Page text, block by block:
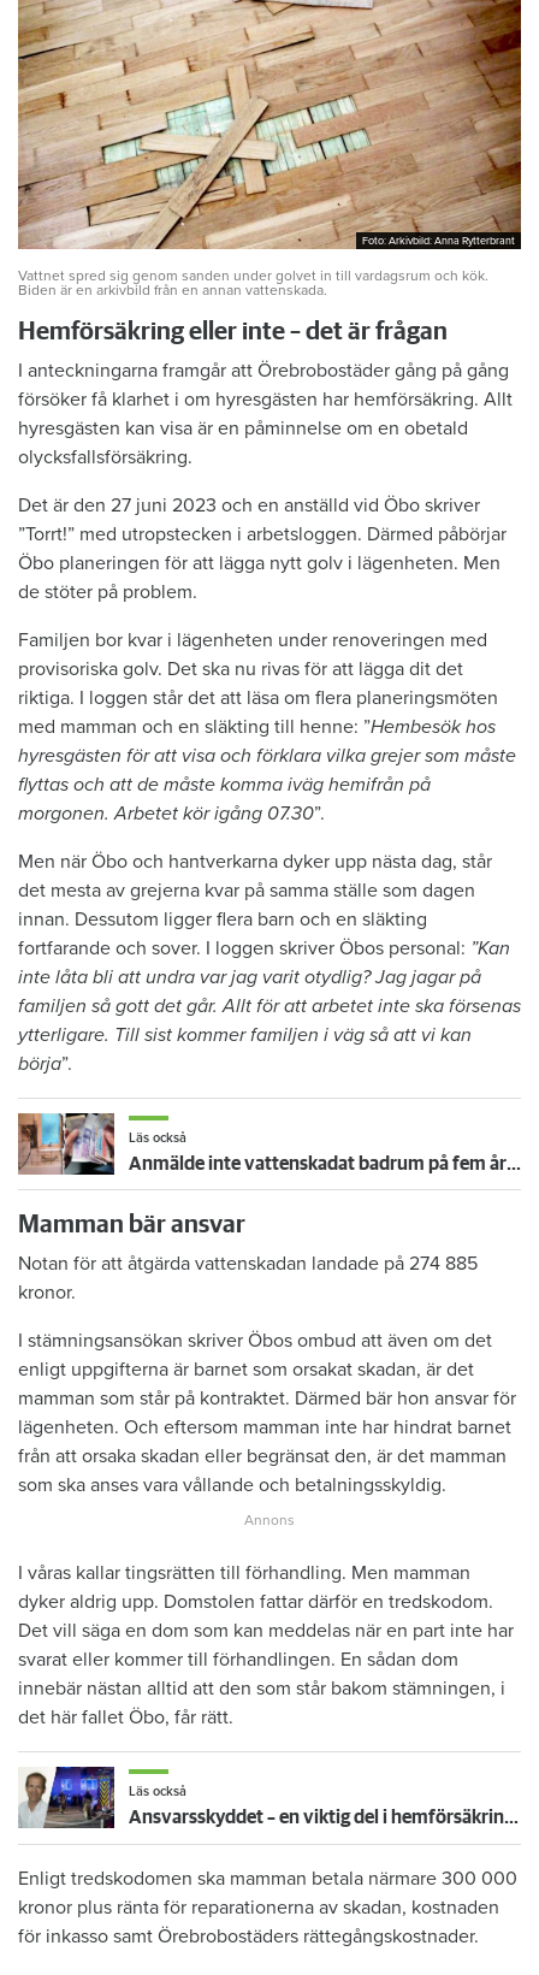
Foto: Arkivbild: Anna Rytterbrant
Foto: Arkivbild: Anna Rytterbrant
Vattnet spred sig genom sanden under golvet in till vardagsrum och kök.
Biden är en arkivbild från en annan vattenskada.
Hemförsäkring eller inte – det är frågan
I anteckningarna framgår att Örebrobostäder gång på gång
försöker få klarhet i om hyresgästen har hemförsäkring. Allt
hyresgästen kan visa är en påminnelse om en obetald
olycksfallsförsäkring.
Det är den 27 juni 2023 och en anställd vid Öbo skriver
”Torrt!” med utropstecken i arbetsloggen. Därmed påbörjar
Öbo planeringen för att lägga nytt golv i lägenheten. Men
de stöter på problem.
Familjen bor kvar i lägenheten under renoveringen med
provisoriska golv. Det ska nu rivas för att lägga dit det
riktiga. I loggen står det att läsa om flera planeringsmöten
med mamman och en släkting till henne: ”Hembesök hos
hyresgästen för att visa och förklara vilka grejer som måste
flyttas och att de måste komma iväg hemifrån på
morgonen. Arbetet kör igång 07.30”.
Men när Öbo och hantverkarna dyker upp nästa dag, står
det mesta av grejerna kvar på samma ställe som dagen
innan. Dessutom ligger flera barn och en släkting
fortfarande och sover. I loggen skriver Öbos personal: ”Kan
inte låta bli att undra var jag varit otydlig? Jag jagar på
familjen så gott det går. Allt för att arbetet inte ska försenas
ytterligare. Till sist kommer familjen i väg så att vi kan
börja”.
Läs också
Anmälde inte vattenskadat badrum på fem år – krävs på 125 000 kronor
Mamman bär ansvar
Notan för att åtgärda vattenskadan landade på 274 885
kronor.
I stämningsansökan skriver Öbos ombud att även om det
enligt uppgifterna är barnet som orsakat skadan, är det
mamman som står på kontraktet. Därmed bär hon ansvar för
lägenheten. Och eftersom mamman inte har hindrat barnet
från att orsaka skadan eller begränsat den, är det mamman
som ska anses vara vållande och betalningsskyldig.
I våras kallar tingsrätten till förhandling. Men mamman
dyker aldrig upp. Domstolen fattar därför en tredskodom.
Det vill säga en dom som kan meddelas när en part inte har
svarat eller kommer till förhandlingen. En sådan dom
innebär nästan alltid att den som står bakom stämningen, i
det här fallet Öbo, får rätt.
Läs också
Ansvarsskyddet – en viktig del i hemförsäkringen
Enligt tredskodomen ska mamman betala närmare 300 000
kronor plus ränta för reparationerna av skadan, kostnaden
för inkasso samt Örebrobostäders rättegångskostnader.